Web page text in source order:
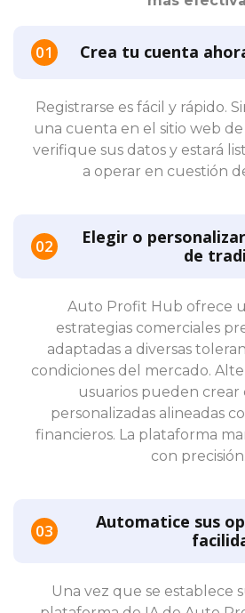
Crea tu cuenta
Registrarse es fácil y rápido.
una cuenta en el sitio web
verifique sus datos y estará
a operar en cuestión
Elegir o
de
Auto Profit Hub ofrece
estrategias comerciales
adaptadas a diversas
condiciones del mercado.
usuarios pueden crear
personalizadas alineadas
financieros. La plataforma
con precisión.
Automatice sus
Una vez que se establece